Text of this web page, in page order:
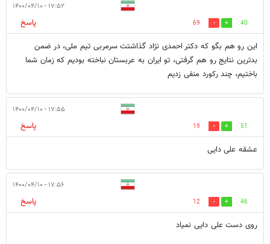
۱۷:۵۲ - ۱۴۰۰/۰۴/۱۰
40
69
پاسخ
این رو هم بگو که دکتر احمدی نژاد گذاشتت سرمربی تیم ملی، در ضمن
بدترین نتایج رو هم گرفتی، تو ایران به عربستان نباخته بودیم که زمان شما
باختیم، چند رکورد منفی زدیم
۱۷:۵۵ - ۱۴۰۰/۰۴/۱۰
51
19
پاسخ
عشقه علی دایی
۱۷:۵۶ - ۱۴۰۰/۰۴/۱۰
46
12
پاسخ
روی دست علی دایی نمیاد